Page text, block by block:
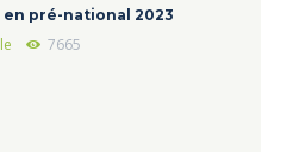
pré-national 2023
7665